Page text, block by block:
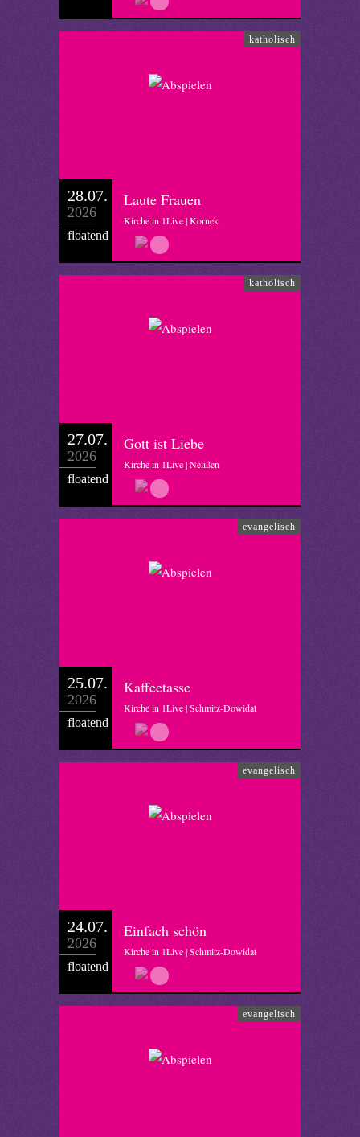
katholisch
28.07.
2026
floatend
Laute Frauen
Kirche in 1Live | Kornek
katholisch
27.07.
2026
floatend
Gott ist Liebe
Kirche in 1Live | Nelißen
evangelisch
25.07.
2026
floatend
Kaffeetasse
Kirche in 1Live | Schmitz-Dowidat
evangelisch
24.07.
2026
floatend
Einfach schön
Kirche in 1Live | Schmitz-Dowidat
evangelisch